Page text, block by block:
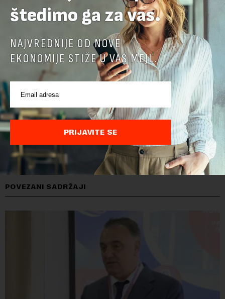
POVEZANI SADRŽAJI
štedimo ga za vas.
NAJVREDNIJE OD NOVE
EKONOMIJE STIŽE U VAŠ MEJL.
PRIJAVITE SE